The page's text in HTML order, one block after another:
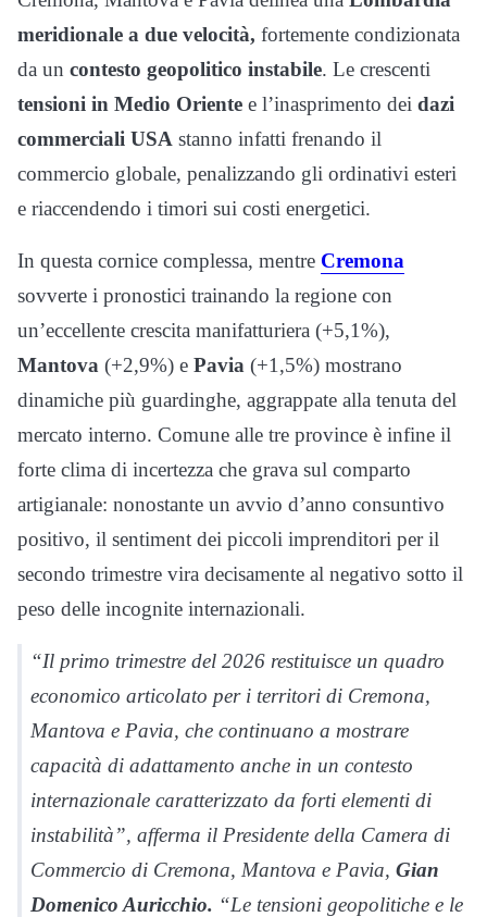
meridionale a due velocità, fortemente condizionata
da un contesto geopolitico instabile. Le crescenti
tensioni in Medio Oriente e l’inasprimento dei dazi
commerciali USA stanno infatti frenando il
commercio globale, penalizzando gli ordinativi esteri
e riaccendendo i timori sui costi energetici.
In questa cornice complessa, mentre Cremona
sovverte i pronostici trainando la regione con
un’eccellente crescita manifatturiera (+5,1%),
Mantova (+2,9%) e Pavia (+1,5%) mostrano
dinamiche più guardinghe, aggrappate alla tenuta del
mercato interno. Comune alle tre province è infine il
forte clima di incertezza che grava sul comparto
artigianale: nonostante un avvio d’anno consuntivo
positivo, il sentiment dei piccoli imprenditori per il
secondo trimestre vira decisamente al negativo sotto il
peso delle incognite internazionali.
“Il primo trimestre del 2026 restituisce un quadro
economico articolato per i territori di Cremona,
Mantova e Pavia, che continuano a mostrare
capacità di adattamento anche in un contesto
internazionale caratterizzato da forti elementi di
instabilità”, afferma il Presidente della Camera di
Commercio di Cremona, Mantova e Pavia, Gian
Domenico Auricchio. “Le tensioni geopolitiche e le